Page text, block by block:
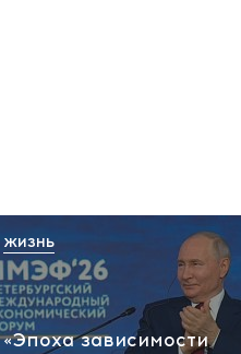
«Эпоха зависимости
ЖИЗНЬ